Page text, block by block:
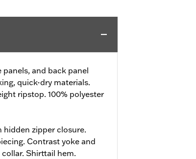
and back panel
quick-dry materials.
ripstop. 100% polyester
zipper closure.
Contrast yoke and
Shirttail hem.